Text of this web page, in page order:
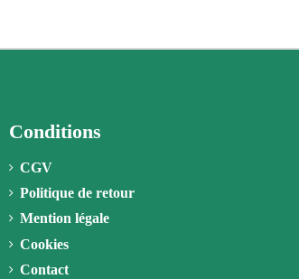
Conditions
CGV
Politique de retour
Mention légale
Cookies
Contact